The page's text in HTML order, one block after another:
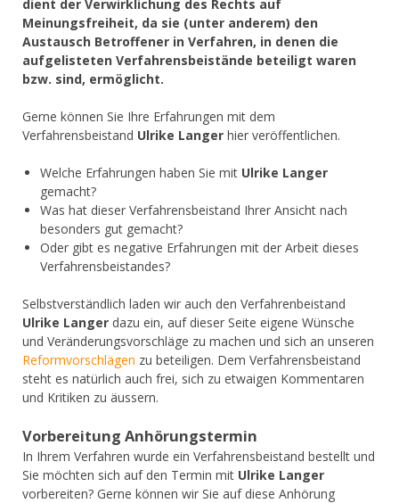
dient der Verwirklichung des Rechts auf
Meinungsfreiheit, da sie (unter anderem) den
Austausch Betroffener in Verfahren, in denen die
aufgelisteten Verfahrensbeistände beteiligt waren
bzw. sind, ermöglicht.
Gerne können Sie Ihre Erfahrungen mit dem
Verfahrensbeistand Ulrike Langer hier veröffentlichen.
Welche Erfahrungen haben Sie mit Ulrike Langer
gemacht?
Was hat dieser Verfahrensbeistand Ihrer Ansicht nach
besonders gut gemacht?
Oder gibt es negative Erfahrungen mit der Arbeit dieses
Verfahrensbeistandes?
Selbstverständlich laden wir auch den Verfahrenbeistand
Ulrike Langer dazu ein, auf dieser Seite eigene Wünsche
und Veränderungsvorschläge zu machen und sich an unseren
Reformvorschlägen zu beteiligen. Dem Verfahrensbeistand
steht es natürlich auch frei, sich zu etwaigen Kommentaren
und Kritiken zu äussern.
Vorbereitung Anhörungstermin
In Ihrem Verfahren wurde ein Verfahrensbeistand bestellt und
Sie möchten sich auf den Termin mit Ulrike Langer
vorbereiten? Gerne können wir Sie auf diese Anhörung